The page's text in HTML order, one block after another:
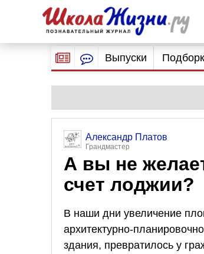
Выпуски
Александр Платов
Грандмастер
А вы не
счет лоджии?
В наши дни увеличение
архитектурно-
здания, превратилось у